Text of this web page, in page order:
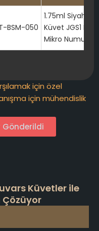
BSM-050
1.75ml Siyah
Küvet JGS1
Mikro Numune
için özel
için mühendislik
Gönderildi
Küvetler ile
Çözüyor